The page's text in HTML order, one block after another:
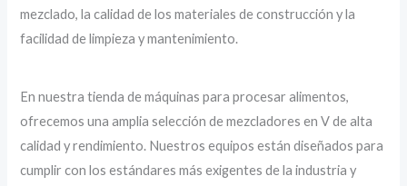
mezclado, la calidad de los materiales de construcción y la
facilidad de limpieza y mantenimiento.
En nuestra tienda de máquinas para procesar alimentos,
ofrecemos una amplia selección de mezcladores en V de alta
calidad y rendimiento. Nuestros equipos están diseñados para
cumplir con los estándares más exigentes de la industria y